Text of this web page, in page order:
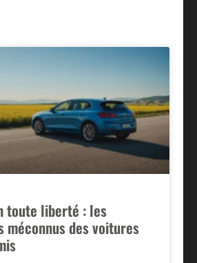
toute liberté : les
méconnus des voitures